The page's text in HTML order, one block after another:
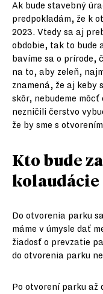
Ak bude stavebný
predpokladám, že k
2023. Vtedy sa aj
obdobie, tak to bude
bavíme sa o prírode,
na to, aby zeleň,
znamená, že aj keby
skôr, nebudeme
nezničili čerstvo
že by sme s
Kto bude
kolaudácie
Do otvorenia parku
máme v úmysle dať
žiadosť o prevzatie
do otvorenia parku
Po otvorení parku až